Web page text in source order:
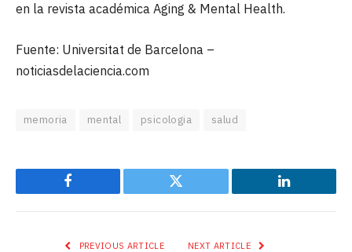
en la revista académica Aging & Mental Health.
Fuente: Universitat de Barcelona –
noticiasdelaciencia.com
memoria mental psicologia salud
Facebook Twitter LinkedIn
PREVIOUS ARTICLE NEXT ARTICLE